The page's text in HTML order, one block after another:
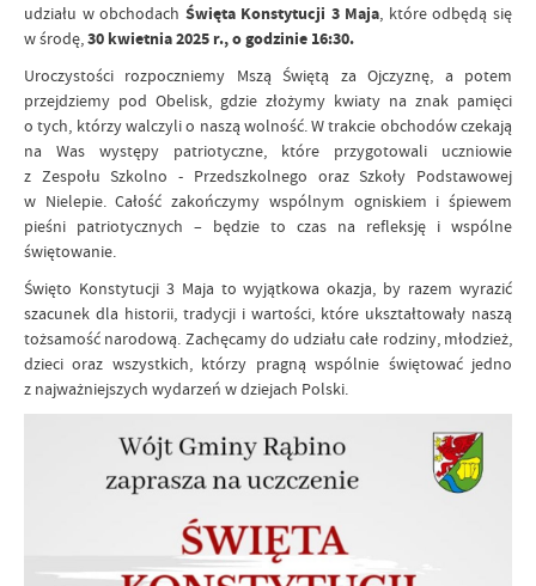
udziału w obchodach Święta Konstytucji 3 Maja, które odbędą się
w środę,30 kwietnia 2025 r., o godzinie 16:30.
Uroczystości rozpoczniemy Mszą Świętą za Ojczyznę, a potem
przejdziemy pod Obelisk, gdzie złożymy kwiaty na znak pamięci
o tych, którzy walczyli o naszą wolność. W trakcie obchodów czekają
na Was występy patriotyczne, które przygotowali uczniowie
z Zespołu Szkolno - Przedszkolnego oraz Szkoły Podstawowej
w Nielepie. Całość zakończymy wspólnym ogniskiem i śpiewem
pieśni patriotycznych – będzie to czas na refleksję i wspólne
świętowanie.
Święto Konstytucji 3 Maja to wyjątkowa okazja, by razem wyrazić
szacunek dla historii, tradycji i wartości, które ukształtowały naszą
tożsamość narodową. Zachęcamy do udziału całe rodziny, młodzież,
dzieci oraz wszystkich, którzy pragną wspólnie świętować jedno
z najważniejszych wydarzeń w dziejach Polski.